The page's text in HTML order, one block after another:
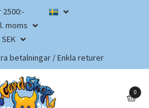
moms
SEK
betalningar / Enkla returer
0